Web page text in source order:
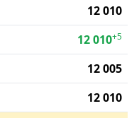
12 010
12 010+5
12 005
12 010